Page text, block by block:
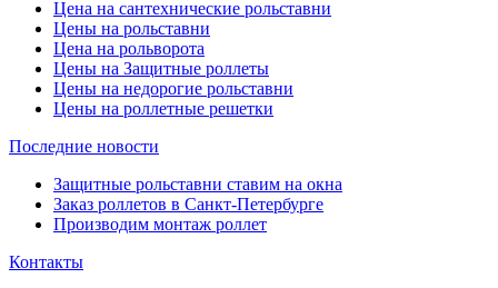
Цена на сантехнические рольставни
Цены на рольставни
Цена на рольворота
Цены на Защитные роллеты
Цены на недорогие рольставни
Цены на роллетные решетки
Последние новости
Защитные рольставни ставим на окна
Заказ роллетов в Санкт-Петербурге
Производим монтаж роллет
Контакты